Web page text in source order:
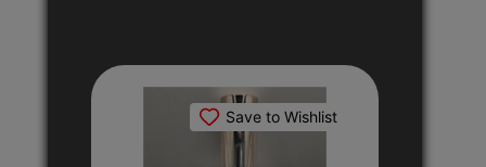
Save to Wishlist
το
προϊόν
έχει